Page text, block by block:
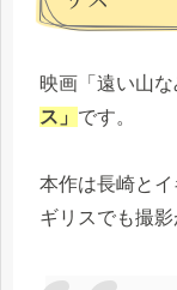
映画「遠い山
ス」 です。
本作は長崎と
ギリスでも撮影